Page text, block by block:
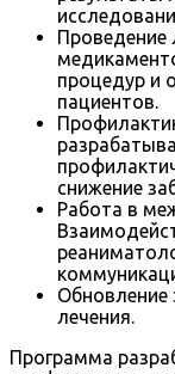
Проведение
процедур и
пациентов.
снижение
Работа в
Обновление
лечения.
Программа